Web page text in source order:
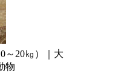
～20㎏）｜大
物